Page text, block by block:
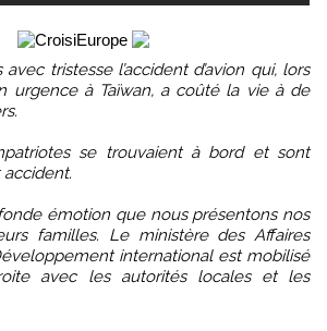
urgence à Taïwan, a coûté la vie à de
se trouvaient à bord et sont
émotion que nous présentons nos
familles. Le ministère des Affaires
international est mobilisé
avec les autorités locales et les